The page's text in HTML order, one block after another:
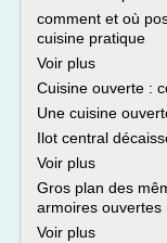
comment et où
cuisine pratique
Voir plus
Cuisine ouverte :
Une cuisine
Ilot central
Voir plus
Gros plan des
armoires ouvertes
Voir plus